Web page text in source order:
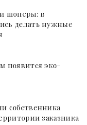
шоперы: в
делать нужные
появится эко-
собственника
заказника